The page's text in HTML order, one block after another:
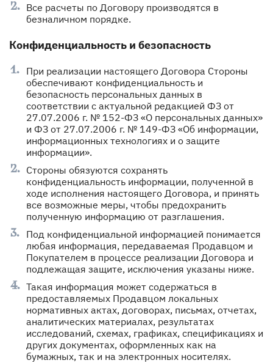
Все расчеты по Договору производятся в
безналичном порядке.
Конфиденциальность и безопасность
При реализации настоящего Договора Стороны
обеспечивают конфиденциальность и
безопасность персональных данных в
соответствии с актуальной редакцией ФЗ от
27.07.2006 г. № 152-ФЗ «О персональных данных»
и ФЗ от 27.07.2006 г. № 149-ФЗ «Об информации,
информационных технологиях и о защите
информации».
Стороны обязуются сохранять
конфиденциальность информации, полученной в
ходе исполнения настоящего Договора, и принять
все возможные меры, чтобы предохранить
полученную информацию от разглашения.
Под конфиденциальной информацией понимается
любая информация, передаваемая Продавцом и
Покупателем в процессе реализации Договора и
подлежащая защите, исключения указаны ниже.
Такая информация может содержаться в
предоставляемых Продавцом локальных
нормативных актах, договорах, письмах, отчетах,
аналитических материалах, результатах
исследований, схемах, графиках, спецификациях и
других документах, оформленных как на
бумажных, так и на электронных носителях.